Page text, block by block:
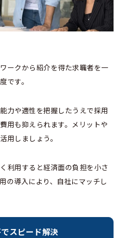
ークから紹介を得た求職者を一
です。
力や適性を把握したうえで採用
用も抑えられます。メリットや
用しましょう。
利用すると経済面の負担を小さ
の導入により、自社にマッチし
スピード解決